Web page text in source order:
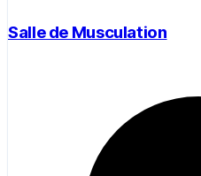
Salle de Musculation